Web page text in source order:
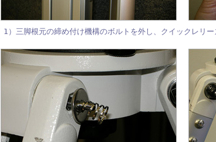
1）三脚根元の締め付け機構のボルトを外し、クイックレリー